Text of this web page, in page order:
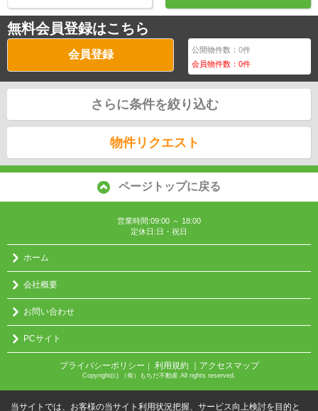
無料会員登録はこちら
会員登録 公開物件数：0件
会員物件数：0件
さらに条件を絞り込む
物件リクエスト
ページトップに戻る
営業時間:09:00 ～ 18:00
定休日:日・祝日
ホーム
会社概要
お問い合わせ
PCサイト
プライバシーポリシー ｜ 利用規約 ｜アクセスマップ
Copyright(c) （有）もちだ不動産 All rights reserved.
当サイトでは、お客様の当サイト利用状況把握、サービス向上検討を目的と